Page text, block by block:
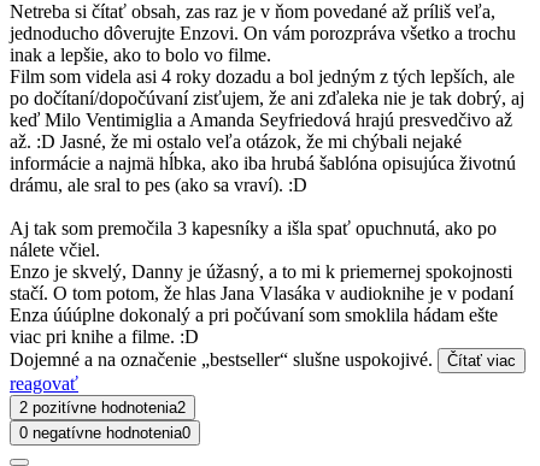
Netreba si čítať obsah, zas raz je v ňom povedané až príliš veľa,
jednoducho dôverujte Enzovi. On vám porozpráva všetko a trochu
inak a lepšie, ako to bolo vo filme.
Film som videla asi 4 roky dozadu a bol jedným z tých lepších, ale
po dočítaní/dopočúvaní zisťujem, že ani zďaleka nie je tak dobrý, aj
keď Milo Ventimiglia a Amanda Seyfriedová hrajú presvedčivo až
až. :D Jasné, že mi ostalo veľa otázok, že mi chýbali nejaké
informácie a najmä hĺbka, ako iba hrubá šablóna opisujúca životnú
drámu, ale sral to pes (ako sa vraví). :D
Aj tak som premočila 3 kapesníky a išla spať opuchnutá, ako po
nálete včiel.
Enzo je skvelý, Danny je úžasný, a to mi k priemernej spokojnosti
stačí. O tom potom, že hlas Jana Vlasáka v audioknihe je v podaní
Enza úúúplne dokonalý a pri počúvaní som smoklila hádam ešte
viac pri knihe a filme. :D
Dojemné a na označenie „bestseller“ slušne uspokojivé.
Čítať viac
reagovať
2 pozitívne hodnotenia2
0 negatívne hodnotenia0